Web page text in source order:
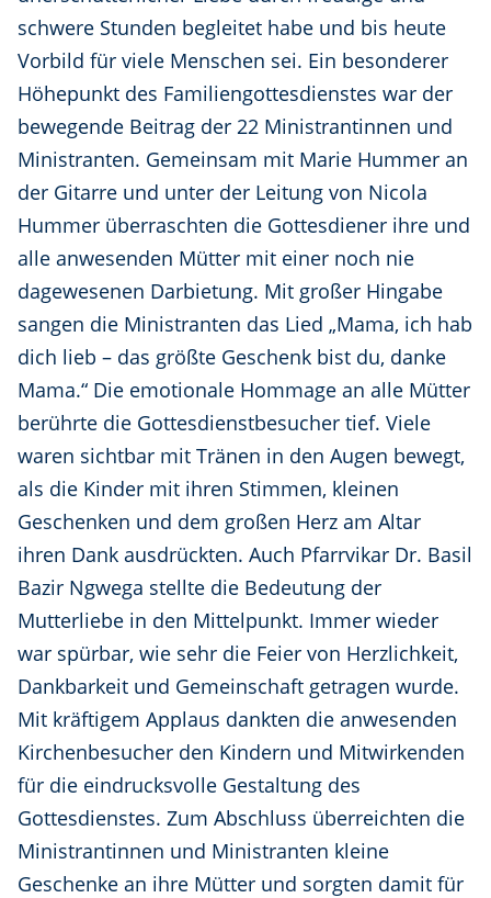
schwere Stunden begleitet habe und bis heute
Vorbild für viele Menschen sei. Ein besonderer
Höhepunkt des Familiengottesdienstes war der
bewegende Beitrag der 22 Ministrantinnen und
Ministranten. Gemeinsam mit Marie Hummer an
der Gitarre und unter der Leitung von Nicola
Hummer überraschten die Gottesdiener ihre und
alle anwesenden Mütter mit einer noch nie
dagewesenen Darbietung. Mit großer Hingabe
sangen die Ministranten das Lied „Mama, ich hab
dich lieb – das größte Geschenk bist du, danke
Mama.“ Die emotionale Hommage an alle Mütter
berührte die Gottesdienstbesucher tief. Viele
waren sichtbar mit Tränen in den Augen bewegt,
als die Kinder mit ihren Stimmen, kleinen
Geschenken und dem großen Herz am Altar
ihren Dank ausdrückten. Auch Pfarrvikar Dr. Basil
Bazir Ngwega stellte die Bedeutung der
Mutterliebe in den Mittelpunkt. Immer wieder
war spürbar, wie sehr die Feier von Herzlichkeit,
Dankbarkeit und Gemeinschaft getragen wurde.
Mit kräftigem Applaus dankten die anwesenden
Kirchenbesucher den Kindern und Mitwirkenden
für die eindrucksvolle Gestaltung des
Gottesdienstes. Zum Abschluss überreichten die
Ministrantinnen und Ministranten kleine
Geschenke an ihre Mütter und sorgten damit für